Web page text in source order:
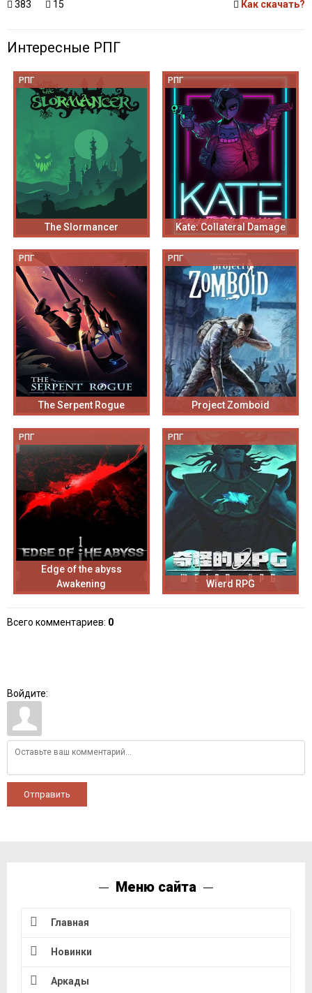
383 15 Как скачать?
Интересные РПГ
РПГ
The Slormancer
РПГ
Kate: Collateral Damage
РПГ
The Serpent Rogue
РПГ
Project Zomboid
РПГ
Edge of the abyss
Awakening
РПГ
Wierd RPG
Всего комментариев: 0
Войдите:
Отправить
Меню сайта
Главная
Новинки
Аркады